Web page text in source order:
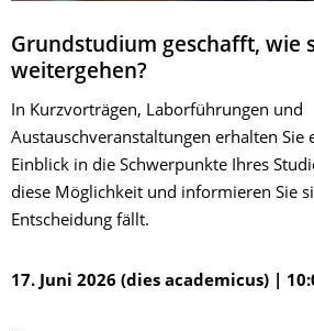
Grundstudium geschafft, wie
weitergehen?
In Kurzvorträgen, Laborführungen und
Austauschveranstaltungen erhalten Sie
Einblick in die Schwerpunkte Ihres
diese Möglichkeit und informieren Sie
Entscheidung fällt.
17. Juni 2026 (dies academicus) |